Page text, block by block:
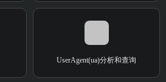
UserAgent(ua)分析和查询